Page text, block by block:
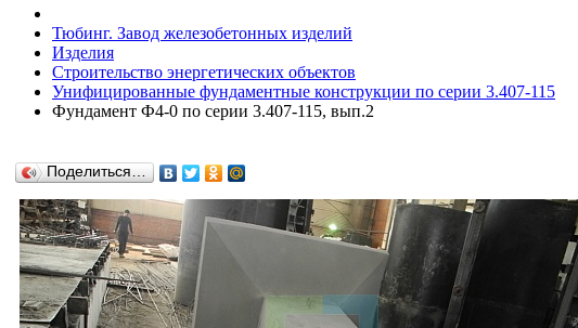
Тюбинг. Завод железобетонных изделий
Изделия
Строительство энергетических объектов
Унифицированные фундаментные конструкции по серии 3.407-115
Фундамент Ф4-0 по серии 3.407-115, вып.2
Поделиться…